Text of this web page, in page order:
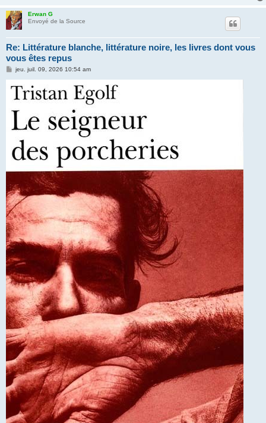
Erwan G
Envoyé de la Source
Re: Littérature blanche, littérature noire, les livres dont vous
vous êtes repus
M
a
e
jeu. juil. 09, 2026 10:54 am